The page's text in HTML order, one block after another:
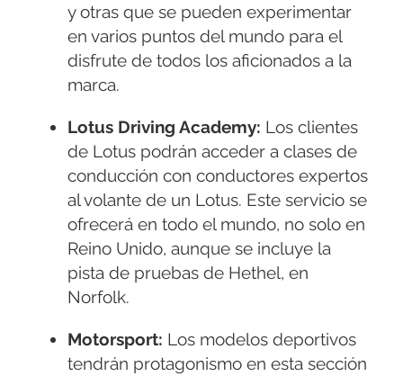
y otras que se pueden experimentar
en varios puntos del mundo para el
disfrute de todos los aficionados a la
marca.
Lotus Driving Academy: Los clientes
de Lotus podrán acceder a clases de
conducción con conductores expertos
al volante de un Lotus. Este servicio se
ofrecerá en todo el mundo, no solo en
Reino Unido, aunque se incluye la
pista de pruebas de Hethel, en
Norfolk.
Motorsport: Los modelos deportivos
tendrán protagonismo en esta sección